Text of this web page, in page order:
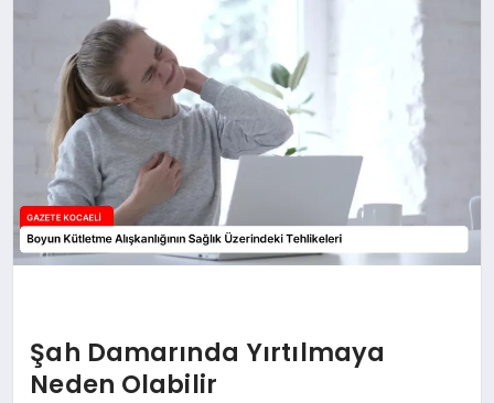
DÜNYA
SAĞLIK
EĞITIM
Şah Damarında Yırtılmaya
Neden Olabilir